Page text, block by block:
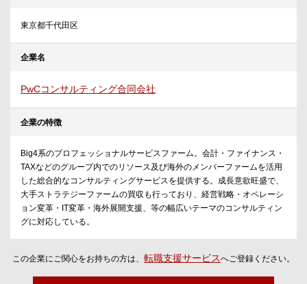
東京都千代田区
企業名
PwCコンサルティング合同会社
企業の特徴
Big4系のプロフェッショナルサービスファーム。会計・ファイナンス・
TAXなどのグループ内でのリソース及び海外のメンバーファームを活用
した総合的なコンサルティングサービスを提供する。成長意欲旺盛で、
大手ストラテジーファームの買収も行っており、経営戦略・オペレーシ
ョン変革・IT変革・海外展開支援、等の幅広いテーマのコンサルティン
グに対応している。
この企業にご関心をお持ちの方は、 転職支援サービスへご登録ください。